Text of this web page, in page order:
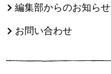
編集部からのお知らせ
お問い合わせ